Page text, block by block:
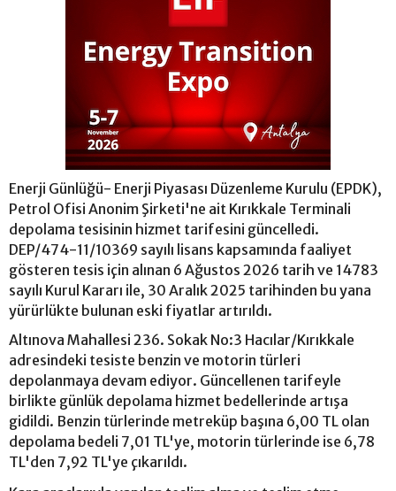
Enerji Günlüğü- Enerji Piyasası Düzenleme Kurulu (EPDK),
Petrol Ofisi Anonim Şirketi'ne ait Kırıkkale Terminali
depolama tesisinin hizmet tarifesini güncelledi.
DEP/474-11/10369 sayılı lisans kapsamında faaliyet
gösteren tesis için alınan 6 Ağustos 2026 tarih ve 14783
sayılı Kurul Kararı ile, 30 Aralık 2025 tarihinden bu yana
yürürlükte bulunan eski fiyatlar artırıldı.
Altınova Mahallesi 236. Sokak No:3 Hacılar/Kırıkkale
adresindeki tesiste benzin ve motorin türleri
depolanmaya devam ediyor. Güncellenen tarifeyle
birlikte günlük depolama hizmet bedellerinde artışa
gidildi. Benzin türlerinde metreküp başına 6,00 TL olan
depolama bedeli 7,01 TL'ye, motorin türlerinde ise 6,78
TL'den 7,92 TL'ye çıkarıldı.